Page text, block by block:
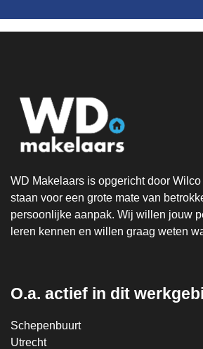
WD Makelaars is opgericht door
staan voor een grote mate van
persoonlijke aanpak. Wij willen jouw
leren kennen en willen graag weten
O.a. actief in dit
Schepenbuurt
Utrecht